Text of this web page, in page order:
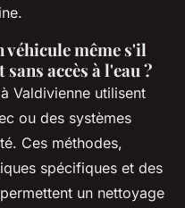
même s'il
accès à l'eau ?
Valdivienne utilisent
ou des systèmes
Ces méthodes,
spécifiques et des
un nettoyage